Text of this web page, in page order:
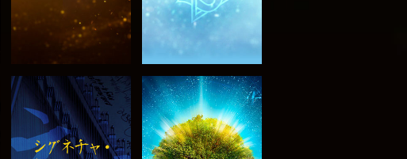
シリーズを探求 観る